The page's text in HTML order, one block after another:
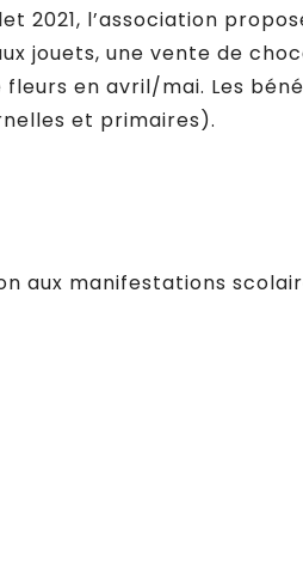
2021, l’association
jouets, une vente de
fleurs en avril/mai. Les
et primaires).
aux manifestations